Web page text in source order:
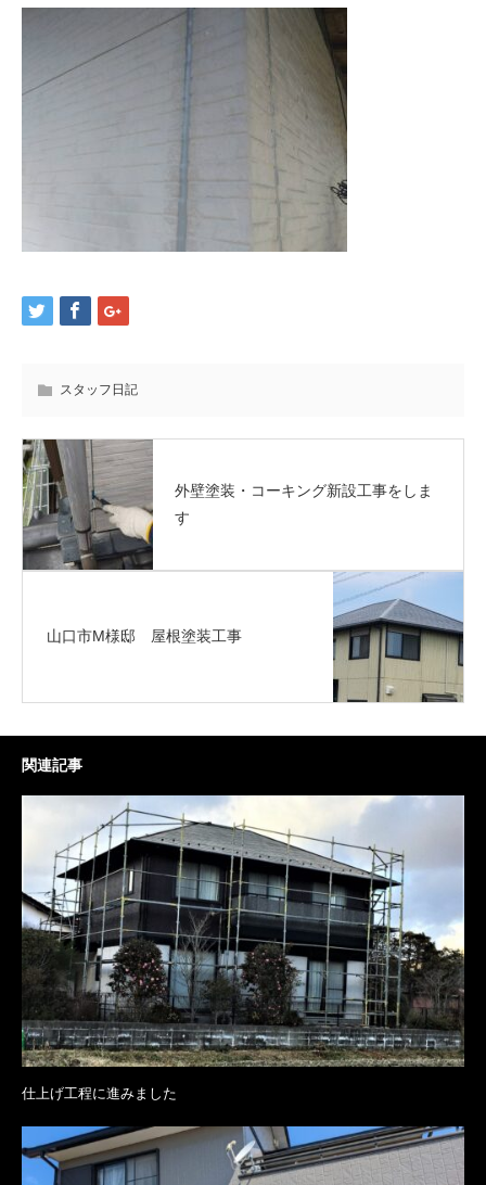
スタッフ日記
外壁塗装・コーキング新設工事をしま
す
山口市M様邸 屋根塗装工事
関連記事
仕上げ工程に進みました